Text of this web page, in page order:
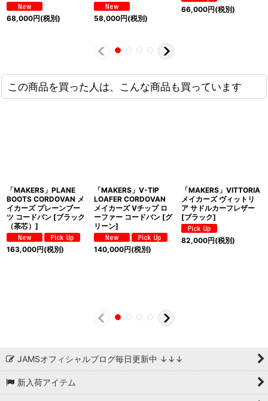
68,000円(税別) 58,000円(税別)
66,000円(税別)
この商品を買った人は、こんな商品も買っています
「MAKERS」PLANE
BOOTS CORDOVAN メ
イカーズ プレーンブー
ツ コードバン [ブラック
（茶芯）]
163,000円(税別)
「MAKERS」V-TIP
LOAFER CORDOVAN
メイカーズ Vチップ ロ
ーファー コードバン [グ
リーン]
140,000円(税別)
「MAKERS」VITTORIA
メイカーズ ヴィットリ
ア サドルカーフレザー
[ブラック]
82,000円(税別)
JAMSオフィシャルブログ毎日更新中 ↓↓↓
新入荷アイテム